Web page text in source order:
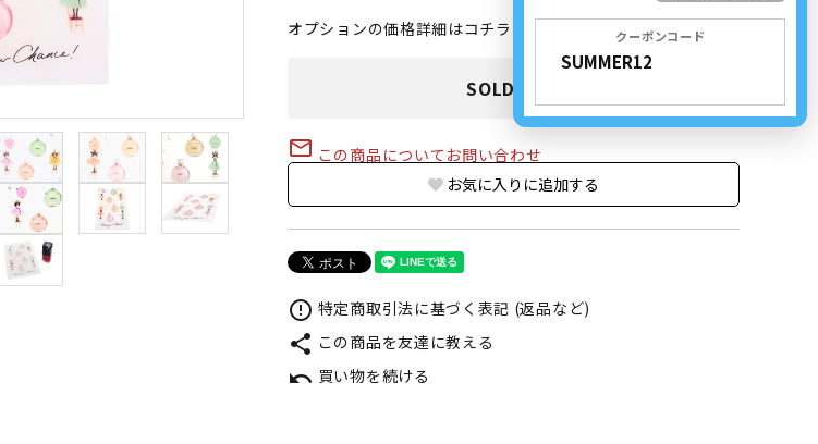
オプションの価格詳細はコチラ
SOLD OUT
mail_outline この商品についてお問い合わせ
お気に入りに追加する
error_outline 特定商取引法に基づく表記 (返品など)
share この商品を友達に教える
undo 買い物を続ける
クーポンコード